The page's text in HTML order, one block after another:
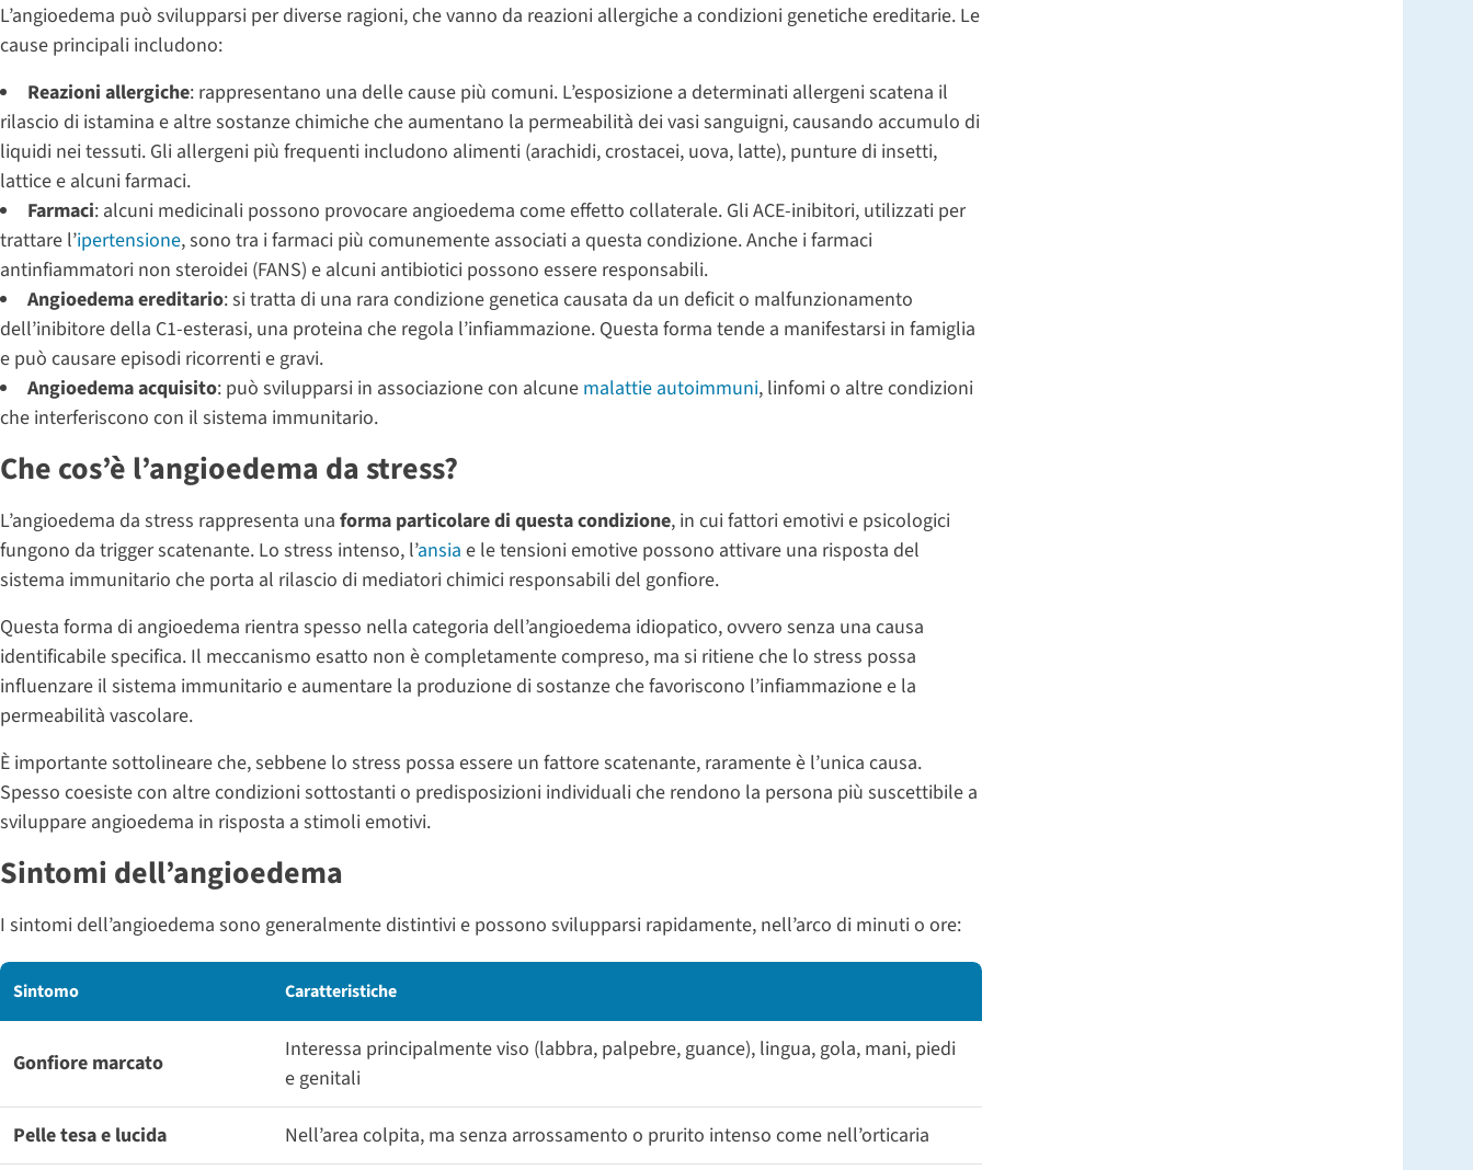
L’angioedema può svilupparsi per diverse ragioni, che vanno da reazioni allergiche a condizioni genetiche ereditarie. Le
cause principali includono:
Reazioni allergiche: rappresentano una delle cause più comuni. L’esposizione a determinati allergeni scatena il
rilascio di istamina e altre sostanze chimiche che aumentano la permeabilità dei vasi sanguigni, causando accumulo di
liquidi nei tessuti. Gli allergeni più frequenti includono alimenti (arachidi, crostacei, uova, latte), punture di insetti,
lattice e alcuni farmaci.
Farmaci: alcuni medicinali possono provocare angioedema come effetto collaterale. Gli ACE-inibitori, utilizzati per
trattare l’ipertensione, sono tra i farmaci più comunemente associati a questa condizione. Anche i farmaci
antinfiammatori non steroidei (FANS) e alcuni antibiotici possono essere responsabili.
Angioedema ereditario: si tratta di una rara condizione genetica causata da un deficit o malfunzionamento
dell’inibitore della C1-esterasi, una proteina che regola l’infiammazione. Questa forma tende a manifestarsi in famiglia
e può causare episodi ricorrenti e gravi.
Angioedema acquisito: può svilupparsi in associazione con alcune malattie autoimmuni, linfomi o altre condizioni
che interferiscono con il sistema immunitario.
Che cos’è l’angioedema da stress?
L’angioedema da stress rappresenta una forma particolare di questa condizione, in cui fattori emotivi e psicologici
fungono da trigger scatenante. Lo stress intenso, l’ansia e le tensioni emotive possono attivare una risposta del
sistema immunitario che porta al rilascio di mediatori chimici responsabili del gonfiore.
Questa forma di angioedema rientra spesso nella categoria dell’angioedema idiopatico, ovvero senza una causa
identificabile specifica. Il meccanismo esatto non è completamente compreso, ma si ritiene che lo stress possa
influenzare il sistema immunitario e aumentare la produzione di sostanze che favoriscono l’infiammazione e la
permeabilità vascolare.
È importante sottolineare che, sebbene lo stress possa essere un fattore scatenante, raramente è l’unica causa.
Spesso coesiste con altre condizioni sottostanti o predisposizioni individuali che rendono la persona più suscettibile a
sviluppare angioedema in risposta a stimoli emotivi.
Sintomi dell’angioedema
I sintomi dell’angioedema sono generalmente distintivi e possono svilupparsi rapidamente, nell’arco di minuti o ore:
Sintomo Caratteristiche
Gonfiore marcato
Interessa principalmente viso (labbra, palpebre, guance), lingua, gola, mani, piedi
e genitali
Pelle tesa e lucida Nell’area colpita, ma senza arrossamento o prurito intenso come nell’orticaria